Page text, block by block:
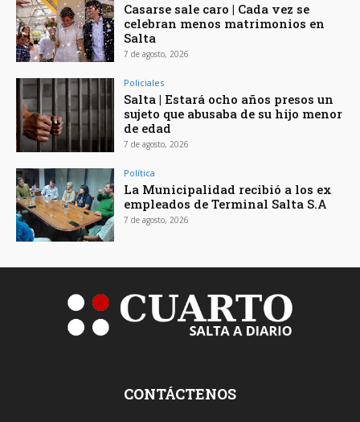
Casarse sale caro | Cada vez se
celebran menos matrimonios en
Salta
7 de agosto, 2026
Policiales
Salta | Estará ocho años presos un
sujeto que abusaba de su hijo menor
de edad
7 de agosto, 2026
Política
La Municipalidad recibió a los ex
empleados de Terminal Salta S.A
7 de agosto, 2026
CONTÁCTENOS